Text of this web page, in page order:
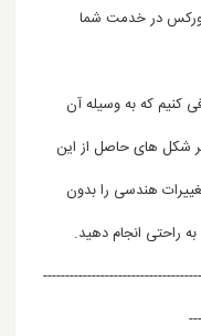
در خدمت شما
کنیم که به وسیله آن
شکل های حاصل از این
هندسی را بدون
به راحتی انجام دهید.